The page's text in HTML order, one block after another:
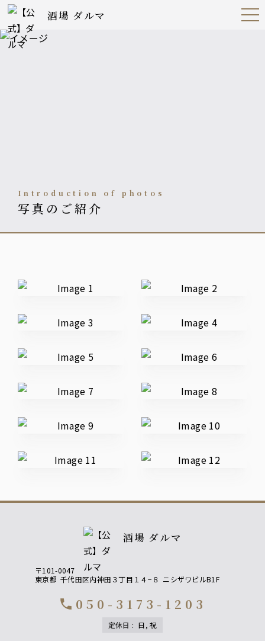
酒場 ダルマ Open
Navig
Introduction of photos
写真のご紹介
酒場 ダルマ
〒101-0047
東京都 千代田区内神田３丁目１４−８ ニシザワビルB1F
call 050-3173-1203
定休日 : 日, 祝